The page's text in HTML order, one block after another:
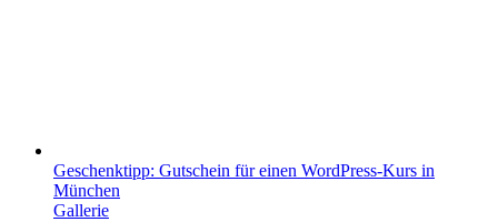
Geschenktipp: Gutschein für einen WordPress-Kurs in
München
Gallerie